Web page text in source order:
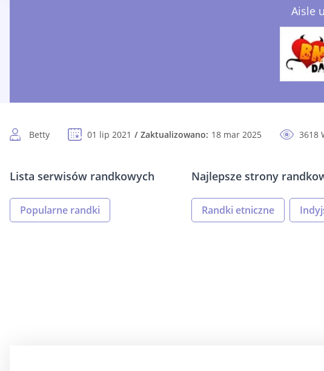
Aisle
Betty 01 lip 2021 Zaktualizowano: 18 mar 2025 3618
Lista serwisów randkowych
Popularne randki
Najlepsze strony
Randki etniczne